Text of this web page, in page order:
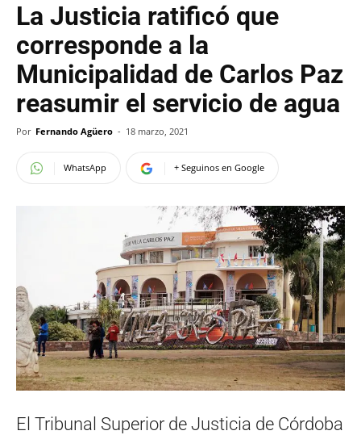
La Justicia ratificó que
corresponde a la
Municipalidad de Carlos Paz
reasumir el servicio de agua
Por Fernando Agüero - 18 marzo, 2021
WhatsApp + Seguinos en Google
El Tribunal Superior de Justicia de Córdoba